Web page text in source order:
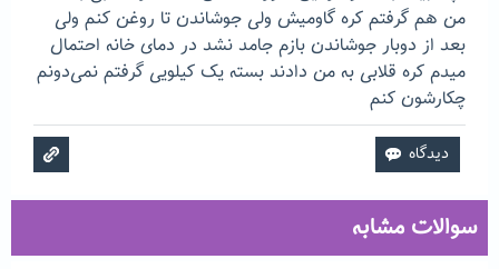
من هم گرفتم کره گاومیش ولی جوشاندن تا روغن کنم ولی
بعد از دوبار جوشاندن بازم جامد نشد در دمای خانه احتمال
میدم کره قلابی به من دادند بسته یک کیلویی گرفتم نمی‌دونم
چکارشون کنم
سوالات مشابه